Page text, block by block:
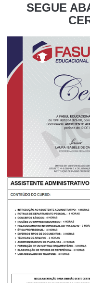
SEGUE